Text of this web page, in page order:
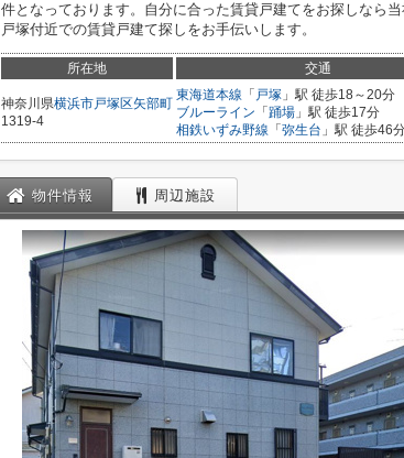
件となっております。自分に合った賃貸戸建てをお探しなら
戸塚付近での賃貸戸建て探しをお手伝いします。
所在地 交通
神奈川県横浜市戸塚区矢部町
1319-4
東海道本線 「 戸塚 」駅 徒歩18～20分
ブルーライン 「 踊場 」駅 徒歩17分
相鉄いずみ野線 「 弥生台 」駅 徒歩46
物件情報 周辺施設